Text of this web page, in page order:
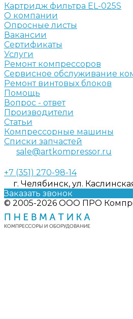
Картридж фильтра EL-025S
О компании
Опросные листы
Вакансии
Сертификаты
Услуги
Ремонт компрессоров
Сервисное обслуживание
Ремонт винтовых блоков
Помощь
Вопрос - ответ
Производители
Статьи
Компрессорные машины
Списки запчастей
sale@artkompressor.ru
+7 (351) 270-98-14
г. Челябинск, ул.
Заказать звонок
© 2005-2026 ООО ПРО